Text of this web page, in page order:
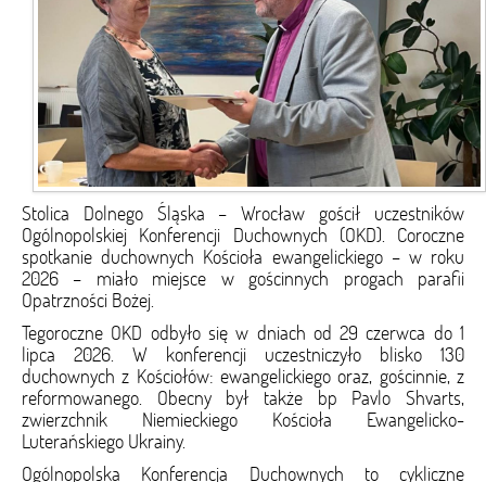
Stolica Dolnego Śląska – Wrocław gościł uczestników
Ogólnopolskiej Konferencji Duchownych (OKD). Coroczne
spotkanie duchownych Kościoła ewangelickiego – w roku
2026 – miało miejsce w gościnnych progach parafii
Opatrzności Bożej.
Tegoroczne OKD odbyło się w dniach od 29 czerwca do 1
lipca 2026. W konferencji uczestniczyło blisko 130
duchownych z Kościołów: ewangelickiego oraz, gościnnie, z
reformowanego. Obecny był także bp Pavlo Shvarts,
zwierzchnik Niemieckiego Kościoła Ewangelicko-
Luterańskiego Ukrainy.
Ogólnopolska Konferencja Duchownych to cykliczne